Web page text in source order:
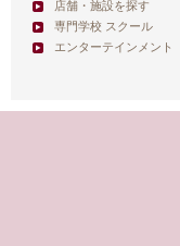
店舗・施設を探す
専門学校 スクール
エンターテインメント